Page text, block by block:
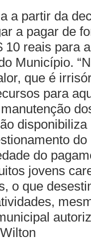
a partir da
a pagar de
10 reais para
Município.
que é
para
do
jovens
o que